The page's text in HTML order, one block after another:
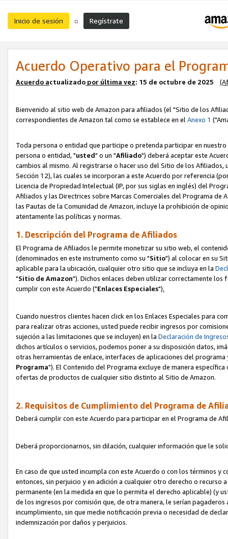
Inicio de sesión o Regístrate
Acuerdo Operativo para el
Acuerdo actualizado por última vez: 15 de octubre de 2025
Bienvenido al sitio web de Amazon para afiliados (el "Sitio de los
correspondientes de Amazon tal como se establece en elAnexo 1
Toda persona o entidad que participe o pretenda participar en
persona o entidad, "usted" o un "Afiliado") deberá aceptar este
cambios al mismo. Al registrarse o hacer uso del Sitio de los
Sección 12), las cuales se incorporan a este Acuerdo por referencia
Licencia de Propiedad Intelectual (IP, por sus siglas en inglés) del
Afiliados y las Directrices sobre Marcas Comerciales del Programa
las Pautas de la Comunidad de Amazon, incluye la prohibición de
atentamente las políticas y normas.
1. Descripción del Programa de Afiliados
El Programa de Afiliados le permite monetizar su sitio web, el
(denominados en este instrumento como su "Sitio") al colocar en su
aplicable para la ubicación, cualquier otro sitio que se incluya en la
"Sitio de Amazon"). Dichos enlaces deben utilizar correctamente los
cumplir con este Acuerdo ("Enlaces Especiales").
Cuando nuestros clientes hacen click en los Enlaces Especiales para
para realizar otras acciones, usted puede recibir ingresos por
sujeción a las limitaciones que se incluyen) en la Declaración de
dichos artículos o servicios, podemos poner a su disposición datos,
otras herramientas de enlace, interfaces de aplicaciones del
Programa"). El Contenido del Programa excluye de manera
ofertas de productos de cualquier sitio distinto al Sitio de Amazon.
2. Requisitos de Cumplimiento del Programa de
Deberá cumplir con este Acuerdo para participar en el Programa de
Deberá proporcionarnos, sin dilación, cualquier información que le
En caso de que usted incumpla con este Acuerdo o con los términos
entonces, sin perjuicio y en adición a cualquier otro derecho o
permanente (en la medida en que lo permita el derecho aplicable) (y
de los ingresos por comisión que, de otra manera, le serían
incumplimiento, sin que medie notificación previa o necesidad de
indemnización por daños y perjuicios.